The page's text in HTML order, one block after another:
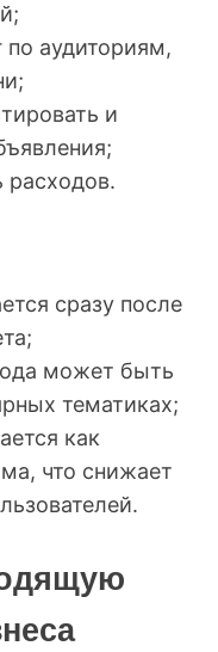
по аудиториям,
и
расходов.
сразу после
может быть
тематиках;
как
что снижает